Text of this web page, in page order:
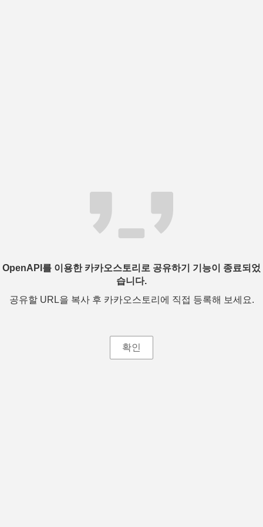
OpenAPI를 이용한 카카오스토리로 공유하기 기능이 종료되었
습니다.
공유할 URL을 복사 후 카카오스토리에 직접 등록해 보세요.
확인